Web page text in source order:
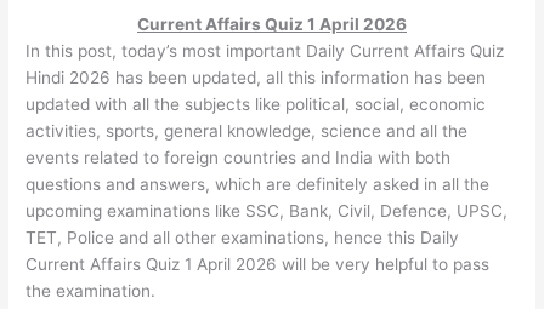
Current Affairs Quiz 1 April 2026
In this post, today’s most important Daily Current Affairs Quiz
Hindi 2026 has been updated, all this information has been
updated with all the subjects like political, social, economic
activities, sports, general knowledge, science and all the
events related to foreign countries and India with both
questions and answers, which are definitely asked in all the
upcoming examinations like SSC, Bank, Civil, Defence, UPSC,
TET, Police and all other examinations, hence this Daily
Current Affairs Quiz 1 April 2026 will be very helpful to pass
the examination.